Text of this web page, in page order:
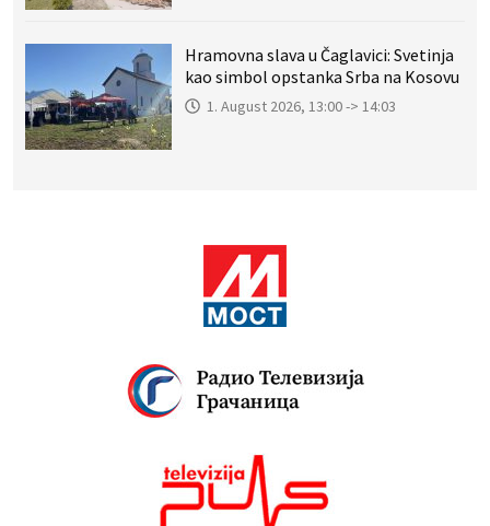
Hramovna slava u Čaglavici: Svetinja
kao simbol opstanka Srba na Kosovu
1. August 2026, 13:00 -> 14:03